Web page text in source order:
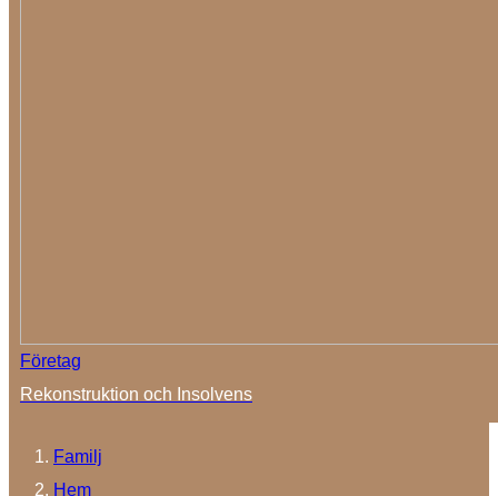
Företag
Rekonstruktion och Insolvens
Familj
Hem